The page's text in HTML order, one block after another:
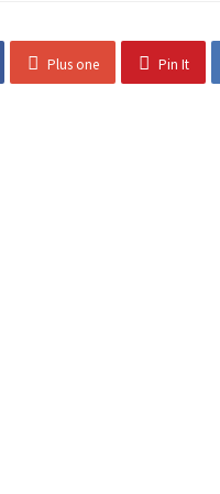
Plus one Pin It